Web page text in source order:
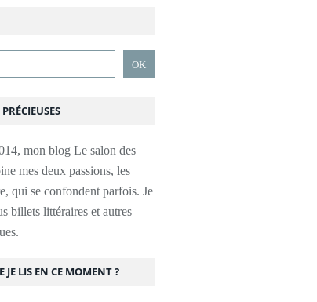
mon blog Le salon des
mes deux passions, les
qui se confondent parfois. Je
billets littéraires et autres
JE LIS EN CE MOMENT ?